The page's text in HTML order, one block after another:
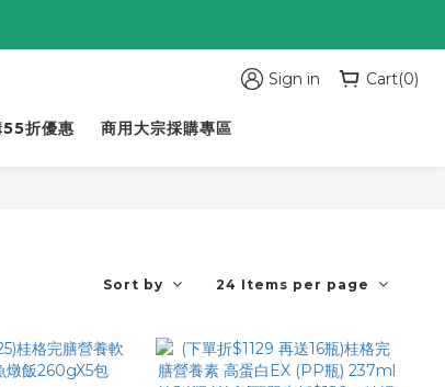
Sign in
Cart(0)
55折優惠 商用大宗採購專區
Sort by 24 Items per page